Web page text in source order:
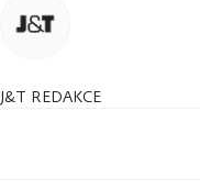
J&T REDAKCE